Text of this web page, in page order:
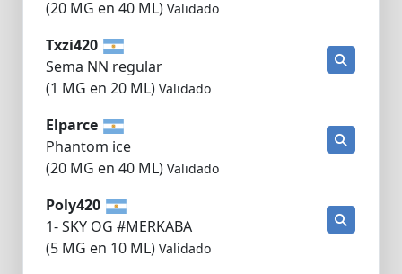
(20 MG en 40 ML)Validado
Txzi420
Sema NN regular
(1 MG en 20 ML)Validado
Elparce
Phantom ice
(20 MG en 40 ML)Validado
Poly420
1- SKY OG #MERKABA
(5 MG en 10 ML)Validado